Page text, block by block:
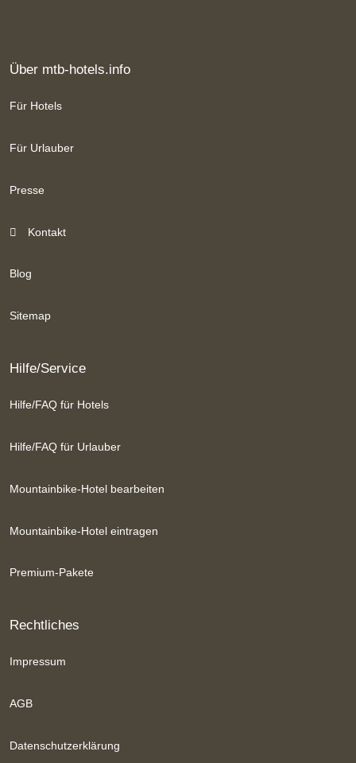
Über mtb-hotels.info
Für Hotels
Für Urlauber
Presse
Kontakt
Blog
Sitemap
Hilfe/Service
Hilfe/FAQ für Hotels
Hilfe/FAQ für Urlauber
Mountainbike-Hotel bearbeiten
Mountainbike-Hotel eintragen
Premium-Pakete
Rechtliches
Impressum
AGB
Datenschutzerklärung